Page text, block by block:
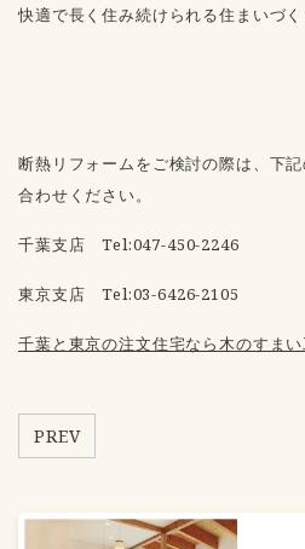
快適で長く住み続けられる住まいづく
断熱リフォームをご検討の際は、下
合わせください。
千葉支店 Tel:047-450-2246
東京支店 Tel:03-6426-2105
千葉と東京の注文住宅なら木のすま
PREV